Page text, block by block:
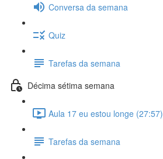
Conversa da semana
Quiz
Tarefas da semana
Décima sétima semana
Aula 17 eu estou longe (27:57)
Tarefas da semana